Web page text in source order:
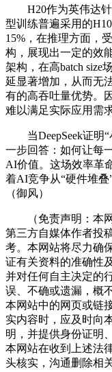
H20作为英伟达针
型训练普遍采用的
15%，在推理方面，
构，展现出一定的效
架构，在高batch size
延显著增加，从而无
有的高吞吐量优势。
难以满足实际应用需求
当DeepSeek证明“
一步回答：如何让每
AI价值。这场效率革
着AI竞争从“硬件堆叠
（御风）
（免责声明：本网
第三方自媒体作者投
考。本网站将尽力确
证有关资料的准确性
并对任何自主决定的
误、不确或遗漏，概
本网站中的网页或链
实内容时，应及时向
明，并提供身份证明
本网站在收到上述法
头核实，沟通删除相